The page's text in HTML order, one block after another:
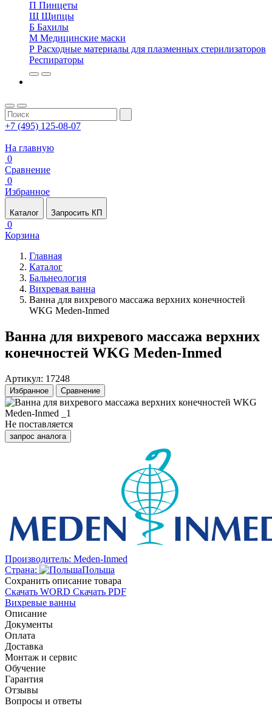
П Пинцеты
Щ Щипцы
Б Бахилы
М Медицинские маски
Р Расходные материалы для плазменных стерилизаторов
Респираторы
+7 (495) 125-08-07
На главную
0
Сравнение
0
Избранное
Каталог Запросить КП
0
Корзина
Главная
Каталог
Бальнеология
Вихревая ванна
Ванна для вихревого массажа верхних конечностей
WKG Meden-Inmed
Ванна для вихревого массажа верхних
конечностей WKG Meden-Inmed
Артикул: 17248
Избранное Сравнение
Не поставляется
запрос аналога
Производитель: Meden-Inmed
Страна:
Польша
Cохранить описание товара
Скачать WORD Скачать PDF
Вихревые ванны
Описание
Документы
Оплата
Доставка
Монтаж и сервис
Обучение
Гарантия
Отзывы
Вопросы и ответы